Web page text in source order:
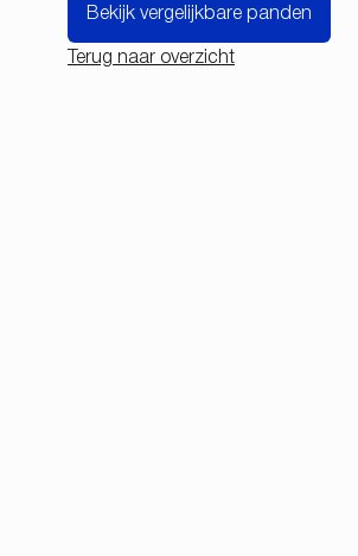
Bekijk vergelijkbare panden
Terug naar overzicht